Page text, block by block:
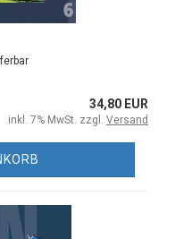
34,80 EUR
inkl. 7% MwSt. zzgl. Versand